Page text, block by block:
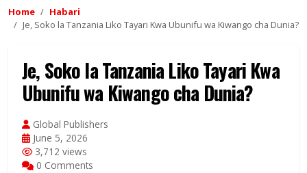
Home
Habari
Je, Soko la Tanzania Liko Tayari Kwa Ubunifu wa Kiwango cha Dunia?
Je, Soko la Tanzania Liko Tayari Kwa
Ubunifu wa Kiwango cha Dunia?
Global Publishers
June 5, 2026
3,712 views
0 Comments